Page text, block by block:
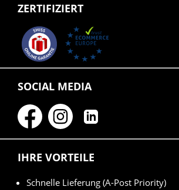
ZERTIFIZIERT
SOCIAL MEDIA
IHRE VORTEILE
Schnelle Lieferung (A-Post Priority)